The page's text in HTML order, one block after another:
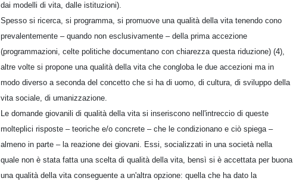
dai modelli di vita, dalle istituzioni).
Spesso si ricerca, si programma, si promuove una qualità della vita tenendo cono
prevalentemente – quando non esclusivamente – della prima accezione
(programmazioni, celte politiche documentano con chiarezza questa riduzione) (4),
altre volte si propone una qualità della vita che congloba le due accezioni ma in
modo diverso a seconda del concetto che si ha di uomo, di cultura, di sviluppo della
vita sociale, di umanizzazione.
Le domande giovanili di qualità della vita si inseriscono nell'intreccio di queste
molteplici risposte – teoriche e/o concrete – che le condizionano e ciò spiega –
almeno in parte – la reazione dei giovani. Essi, socializzati in una società nella
quale non è stata fatta una scelta di qualità della vita, bensì si è accettata per buona
una qualità della vita conseguente a un'altra opzione: quella che ha dato la